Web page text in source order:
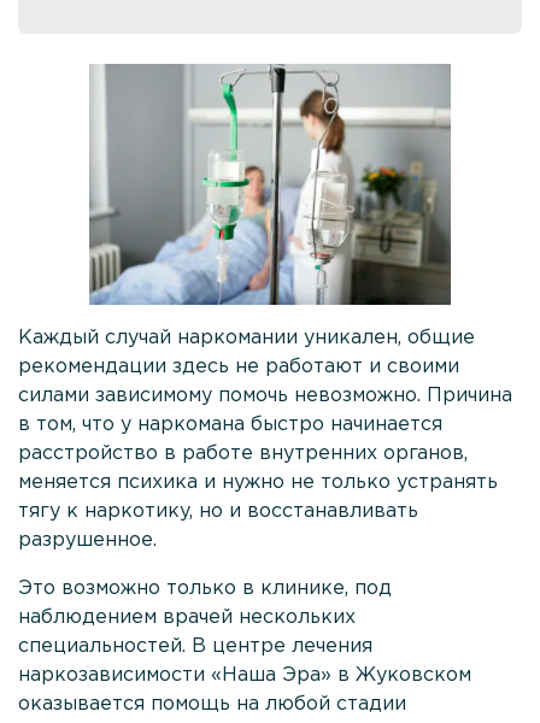
Кодирование Двойной блок
Кодирование по методу Довженко
Кодирование Дисульфирамом
Кодирование Алгоминалом
Вшивание от алкоголизма
Кодирование Вивитролом
Кодирование Аквилонгом
Кодирование Эспераль
Лечение наркомании
Процедура УБОД
Реабилитация наркозависимых
Кодирование Налтрексоном
Каждый случай наркомании уникален, общие
рекомендации здесь не работают и своими
силами зависимому помочь невозможно. Причина
в том, что у наркомана быстро начинается
расстройство в работе внутренних органов,
меняется психика и нужно не только устранять
тягу к наркотику, но и восстанавливать
разрушенное.
Это возможно только в клинике, под
наблюдением врачей нескольких
специальностей. В центре лечения
наркозависимости «Наша Эра» в Жуковском
оказывается помощь на любой стадии